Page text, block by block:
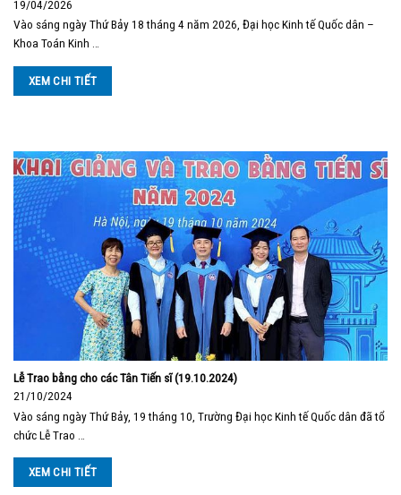
19/04/2026
Vào sáng ngày Thứ Bảy 18 tháng 4 năm 2026, Đại học Kinh tế Quốc dân –
Khoa Toán Kinh …
XEM CHI TIẾT
Lễ Trao bằng cho các Tân Tiến sĩ (19.10.2024)
21/10/2024
Vào sáng ngày Thứ Bảy, 19 tháng 10, Trường Đại học Kinh tế Quốc dân đã tổ
chức Lễ Trao …
XEM CHI TIẾT